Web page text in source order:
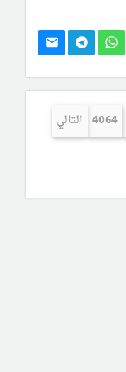
4064 التالي